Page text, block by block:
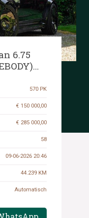
6.75
570 PK
€ 150 000,00
€ 285 000,00
58
09-06-2026 20:46
44.239 KM
Automatisch